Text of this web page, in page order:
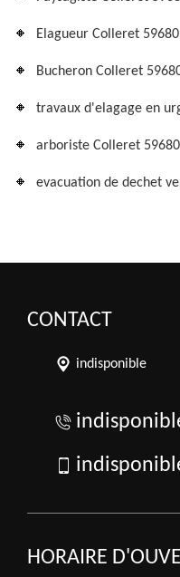
Elagueur Colleret 59680
Bucheron Colleret
travaux d'elagage en
arboriste Colleret 59680
evacuation de dechet
CONTACT
indisponible
HORAIRE